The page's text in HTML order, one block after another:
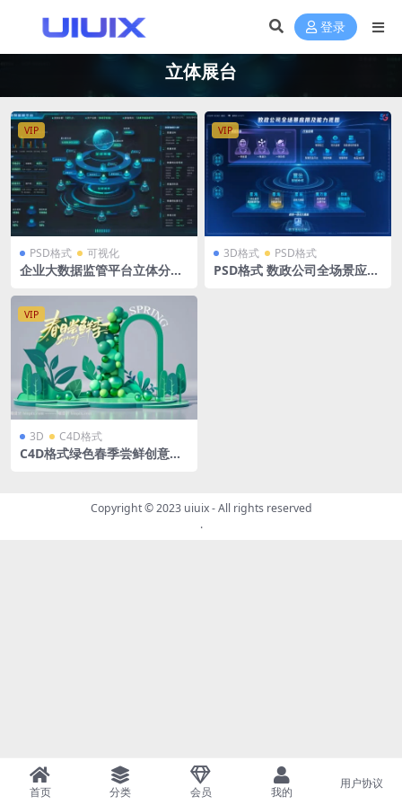
登录
立体展台
VIP
PSD格式 可视化
企业大数据监管平台立体分层
920X1080
VIP
3D格式 PSD格式
PSD格式 数政公司全场景应用
VIP
3D C4D格式
C4D格式绿色春季尝鲜创意潮
Copyright © 2023 uiuix- All rights reserved
.
首页 分类 会员 我的
用户协议